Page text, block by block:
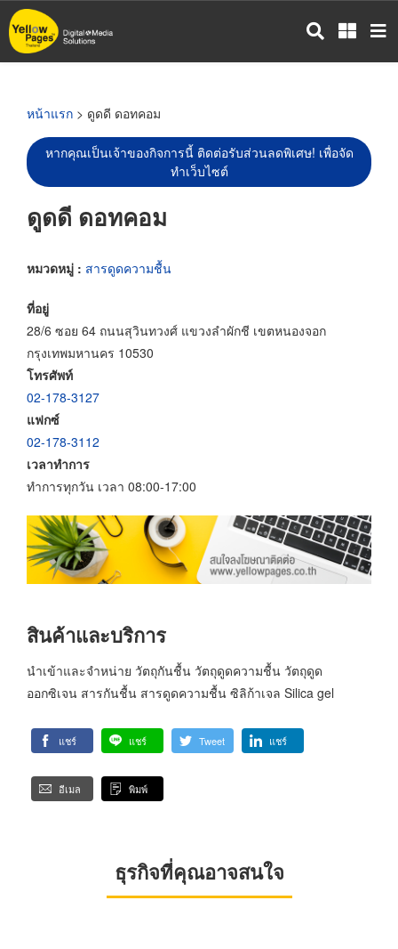
ข้าม
ไป
หน้าแรก > ดูดดี ดอทคอม
หากคุณเป็นเจ้าของกิจการนี้ ติดต่อรับส่วนลดพิเศษ! เพื่อจัด
ทำเว็บไซต์
ดูดดี ดอทคอม
หมวดหมู่ : สารดูดความชื้น
ที่อยู่
28/6 ซอย 64 ถนนสุวินทวงศ์ แขวงลำผักชี เขตหนองจอก
กรุงเทพมหานคร 10530
โทรศัพท์
02-178-3127
แฟกซ์
02-178-3112
เวลาทำการ
ทำการทุกวัน เวลา 08:00-17:00
สินค้าและบริการ
นำเข้าและจำหน่าย วัตถุกันชื้น วัตถุดูดความชื้น วัตถุดูด
ออกซิเจน สารกันชื้น สารดูดความชื้น ซิลิก้าเจล Silica gel
แชร์ แชร์ Tweet แชร์
อีเมล พิมพ์
ธุรกิจที่คุณอาจสนใจ